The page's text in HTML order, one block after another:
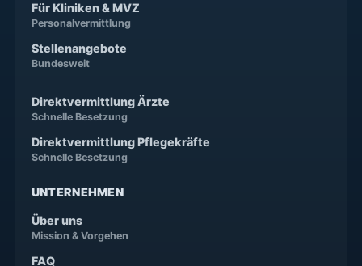
Für Kliniken & MVZ
Personalvermittlung
Stellenangebote
Bundesweit
Direktvermittlung Ärzte
Schnelle Besetzung
Direktvermittlung Pflegekräfte
Schnelle Besetzung
UNTERNEHMEN
Über uns
Mission & Vorgehen
FAQ